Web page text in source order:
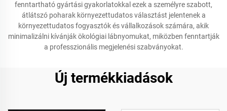
fenntartható gyártási gyakorlatokkal ezek a személyre szabott,
átlátszó poharak környezettudatos választást jelentenek a
környezettudatos fogyasztók és vállalkozások számára, akik
minimalizálni kívánják ökológiai lábnyomukat, miközben fenntartják
a professzionális megjelenési szabványokat.
Új termékkiadások